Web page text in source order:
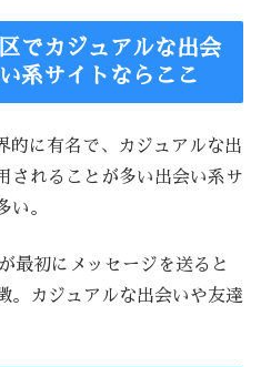
でカジュアルな出会
系サイトならここ
に有名で、カジュアルな出
されることが多い出会い系サ
い。
最初にメッセージを送ると
。カジュアルな出会いや友達